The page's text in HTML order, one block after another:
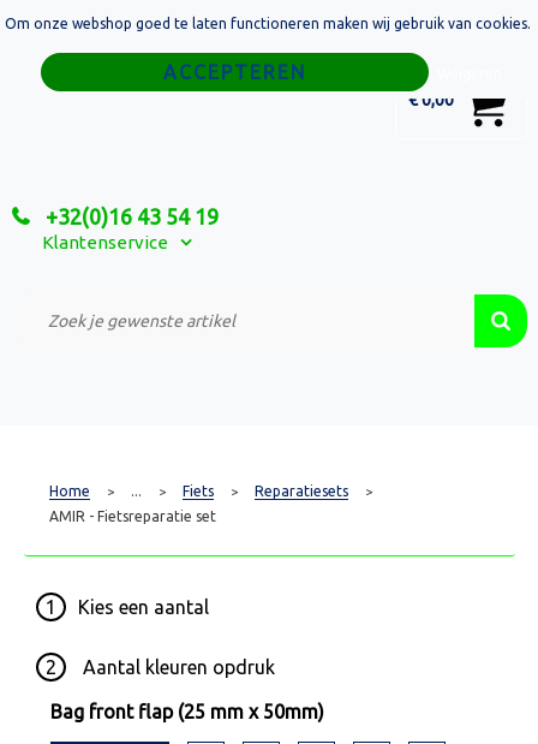
€ 0,00
+32(0)16 43 54 19
Klantenservice
Home
Relatiegeschenken
Custom Made Projecten
Home > ... > Fiets > Reparatiesets >
AMIR - Fietsreparatie set
1 Kies een aantal
2 Aantal kleuren opdruk
Bag front flap (25 mm x 50mm)
Om onze webshop goed te laten functioneren maken wij gebruik van cookies.